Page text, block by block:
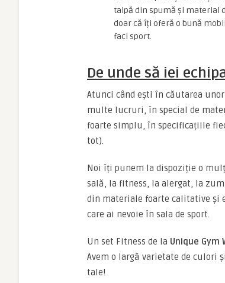
talpă din spumă și material
doar că îți oferă o bună
faci sport.
De unde să iei
Atunci când ești în căutarea
multe lucruri, în special de
foarte simplu, în specificațiile
tot).
Noi îți punem la dispoziție o
sală, la fitness, la alergat, la
din materiale foarte calitative și
care ai nevoie în sala de sport.
Un set Fitness de la Unique Gym
Avem o largă varietate de culori
tale!